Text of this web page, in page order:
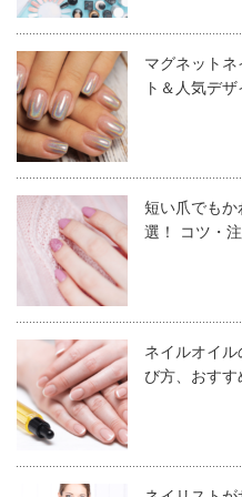
人気のミラーネ
る！
ミラーパウダー（自
チップ（付属のもの
シリコンブラシ
トップジェル
ネイルブラシ
ダストブラシまたは
キッチンペーパーと
LEDライト（硬化用）
バイカラーのミラ
ミラーネイルに限っては、
えるため、ワンカラー勝負
ワークにおいてもしっくり
セント使いもおしゃれです
ミラーネイル×フ
ミラーネイル×フレンチの
ため、手先の振る舞いがと
今までポリッシュを愛用し
方は、こうした代用的な使
ノンワイプなしで
通常のジェルは、UV硬化
向があります。
しかしミラーネイルの場合
ばパウダーが均一につかず
特有のツヤや輝きが出せな
マグネット
ト＆人気デ
短い爪でもか
選！ コツ・
ネイルオイ
び方、おす